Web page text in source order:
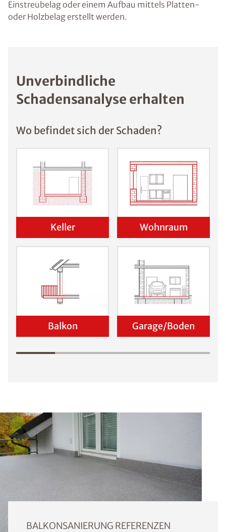
Einstreubelag oder einem Aufbau mittels Platten-
oder Holzbelag erstellt werden.
Unverbindliche
Schadensanalyse erhalten
Wo befindet sich der Schaden?
Keller Wohnraum
Balkon Garage/Boden
BALKONSANIERUNG REFERENZEN